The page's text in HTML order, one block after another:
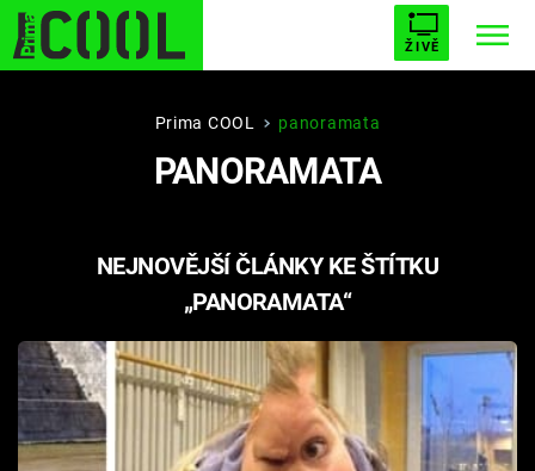
ŽIVĚ
STARHOUSE BUFFY, PŘEMOŽITELKA UPÍRŮ
PLNEJ KOTEL AVENGERS 5
Filmy
Seriály
Prima COOL panoramata
PANORAMATA
NEJNOVĚJŠÍ ČLÁNKY KE ŠTÍTKU
„PANORAMATA“